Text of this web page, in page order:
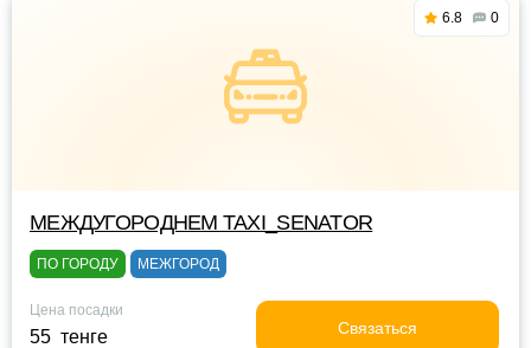
6.8 0
МЕЖДУГОРОДНЕМ TAXI_SENATOR
ПО ГОРОДУ МЕЖГОРОД
Цена посадки
55 тенге Связаться